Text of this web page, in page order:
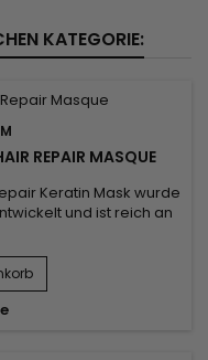
KATEGORIE:
REPAIR MASQUE
Keratin Mask wurde
und ist reich an
Royale und Buriti-Öl,
fördert das
reparierende und
behandelt in der